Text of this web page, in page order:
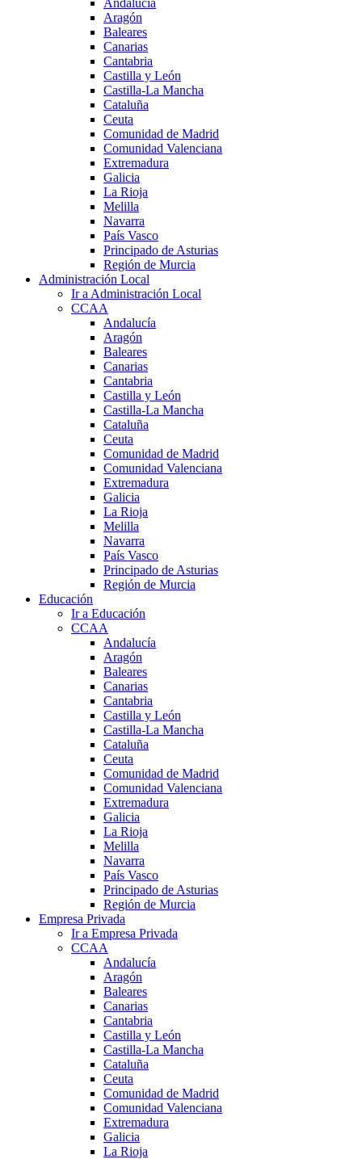
Aragón
Baleares
Canarias
Cantabria
Castilla y León
Castilla-La Mancha
Cataluña
Ceuta
Comunidad de Madrid
Comunidad Valenciana
Extremadura
Galicia
La Rioja
Melilla
Navarra
País Vasco
Principado de Asturias
Región de Murcia
Administración Local
Ir a Administración Local
CCAA
Andalucía
Aragón
Baleares
Canarias
Cantabria
Castilla y León
Castilla-La Mancha
Cataluña
Ceuta
Comunidad de Madrid
Comunidad Valenciana
Extremadura
Galicia
La Rioja
Melilla
Navarra
País Vasco
Principado de Asturias
Región de Murcia
Educación
Ir a Educación
CCAA
Andalucía
Aragón
Baleares
Canarias
Cantabria
Castilla y León
Castilla-La Mancha
Cataluña
Ceuta
Comunidad de Madrid
Comunidad Valenciana
Extremadura
Galicia
La Rioja
Melilla
Navarra
País Vasco
Principado de Asturias
Región de Murcia
Empresa Privada
Ir a Empresa Privada
CCAA
Andalucía
Aragón
Baleares
Canarias
Cantabria
Castilla y León
Castilla-La Mancha
Cataluña
Ceuta
Comunidad de Madrid
Comunidad Valenciana
Extremadura
Galicia
La Rioja